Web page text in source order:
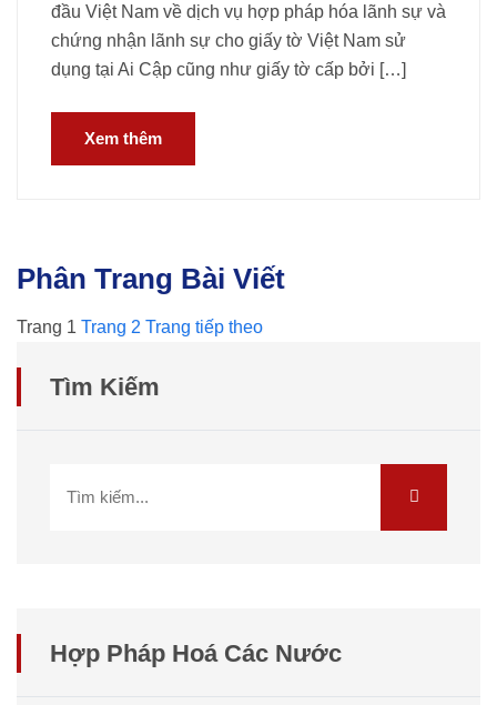
đầu Việt Nam về dịch vụ hợp pháp hóa lãnh sự và
chứng nhận lãnh sự cho giấy tờ Việt Nam sử
dụng tại Ai Cập cũng như giấy tờ cấp bởi […]
Xem thêm
Phân Trang Bài Viết
Trang 1 Trang 2 Trang tiếp theo
Tìm Kiếm
Hợp Pháp Hoá Các Nước